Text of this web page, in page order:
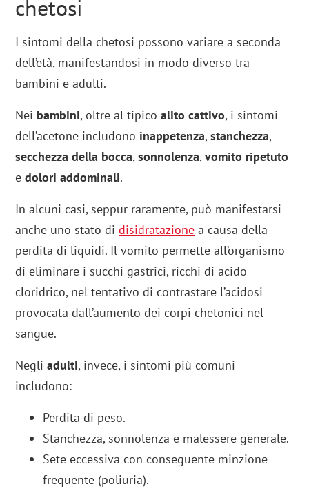
chetosi
I sintomi della chetosi possono variare a seconda
dell’età, manifestandosi in modo diverso tra
bambini e adulti.
Nei bambini, oltre al tipicoalito cattivo, i sintomi
dell’acetone includono inappetenza,stanchezza,
secchezza della bocca,sonnolenza,vomito ripetuto
edolori addominali.
In alcuni casi, seppur raramente, può manifestarsi
anche uno stato didisidratazione a causa della
perdita di liquidi. Il vomito permette all’organismo
di eliminare i succhi gastrici, ricchi di acido
cloridrico, nel tentativo di contrastare l’acidosi
provocata dall’aumento dei corpi chetonici nel
sangue.
Negliadulti, invece, i sintomi più comuni
includono:
Perdita di peso.
Stanchezza, sonnolenza e malessere generale.
Sete eccessiva con conseguente minzione
frequente (poliuria).